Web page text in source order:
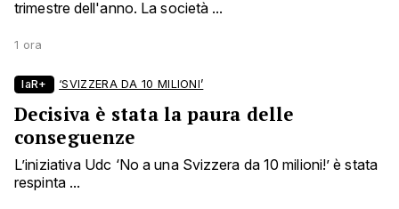
trimestre dell'anno. La società ...
1 ora
laR+ ‘SVIZZERA DA 10 MILIONI’
Decisiva è stata la paura delle
conseguenze
L’iniziativa Udc ‘No a una Svizzera da 10 milioni!’ è stata
respinta ...